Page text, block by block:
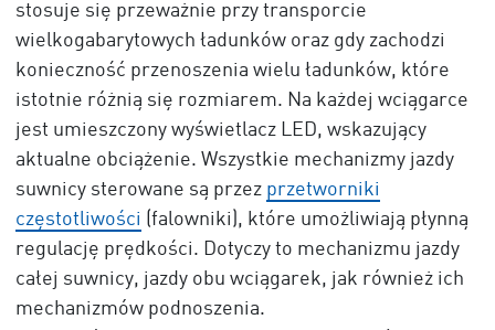
stosuje się przeważnie przy transporcie
wielkogabarytowych ładunków oraz gdy zachodzi
konieczność przenoszenia wielu ładunków, które
istotnie różnią się rozmiarem. Na każdej wciągarce
jest umieszczony wyświetlacz LED, wskazujący
aktualne obciążenie. Wszystkie mechanizmy jazdy
suwnicy sterowane są przez przetworniki
częstotliwości (falowniki), które umożliwiają płynną
regulację prędkości. Dotyczy to mechanizmu jazdy
całej suwnicy, jazdy obu wciągarek, jak również ich
mechanizmów podnoszenia.